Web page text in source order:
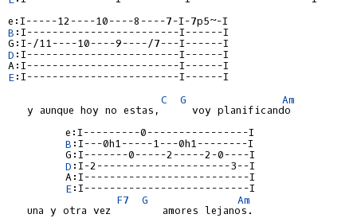
B :I------------------------I------I
D :I------------------------I------I
E:I------------------------I------I
C
G
Am
   y aunque hoy no estas,     voy planificando
         e:I---------0----------------I
B :I---0h1-----1---0h1--------I
         G:I-------0-----2-----2-0----I
D :I-2---------------------3--I
         A:I--------------------------I
E:I--------------------------I
F7
G
Am
   una y otra vez        amores lejanos.